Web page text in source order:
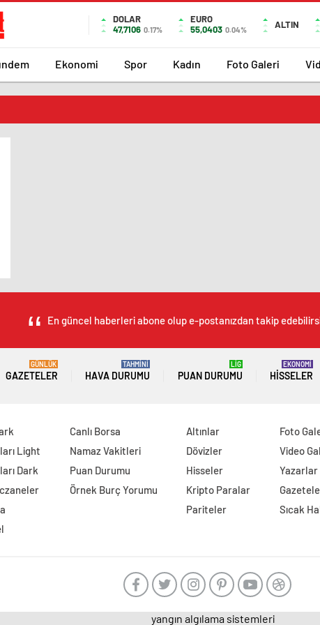
DOLAR
47,7106 0.17%
EURO
55,0403 0.04% ALTIN
Ekonomi Spor Kadın Foto Galeri
En güncel haberleri abone olup e-postanızdan takip
GAZETELER
GÜNLÜK
HAVA DURUMU
TAHMİNİ
PUAN DURUMU
LİG
HISSELER
EKONOMİ
Light
Dark
Canlı Borsa
Namaz Vakitleri
Puan Durumu
Örnek Burç Yorumu
Altınlar
Dövizler
Hisseler
Kripto Paralar
Pariteler
Foto
Video
Yazarlar
Sıcak
yangın algılama sistemleri